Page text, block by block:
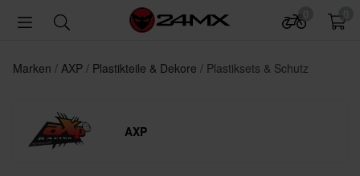
Marken AXP Plastikteile & Dekore Plastiksets & Schutz
AXP